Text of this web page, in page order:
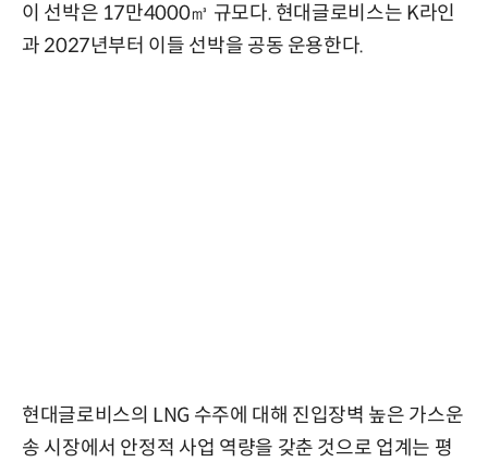
이 선박은 17만4000㎥ 규모다. 현대글로비스는 K라인
과 2027년부터 이들 선박을 공동 운용한다.
현대글로비스의 LNG 수주에 대해 진입장벽 높은 가스운
송 시장에서 안정적 사업 역량을 갖춘 것으로 업계는 평